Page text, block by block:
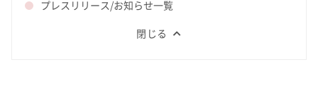
プレスリリース/お知らせ一覧
閉じる